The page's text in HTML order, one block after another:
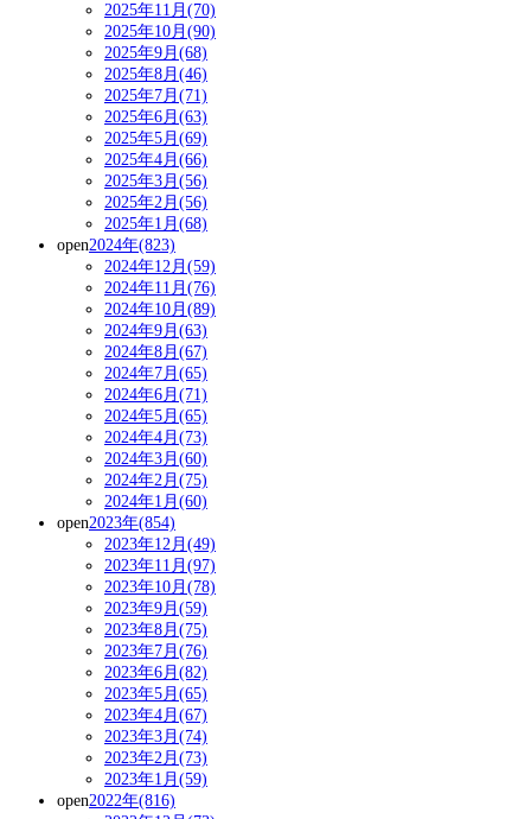
2025年11月(70)
2025年10月(90)
2025年9月(68)
2025年8月(46)
2025年7月(71)
2025年6月(63)
2025年5月(69)
2025年4月(66)
2025年3月(56)
2025年2月(56)
2025年1月(68)
open2024年(823)
2024年12月(59)
2024年11月(76)
2024年10月(89)
2024年9月(63)
2024年8月(67)
2024年7月(65)
2024年6月(71)
2024年5月(65)
2024年4月(73)
2024年3月(60)
2024年2月(75)
2024年1月(60)
open2023年(854)
2023年12月(49)
2023年11月(97)
2023年10月(78)
2023年9月(59)
2023年8月(75)
2023年7月(76)
2023年6月(82)
2023年5月(65)
2023年4月(67)
2023年3月(74)
2023年2月(73)
2023年1月(59)
open2022年(816)